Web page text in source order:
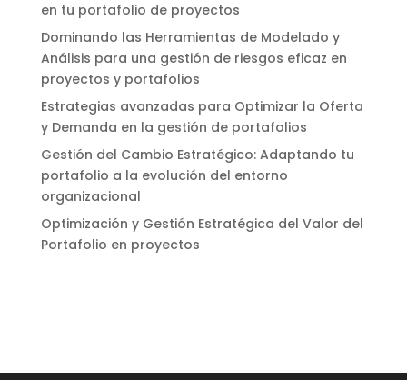
en tu portafolio de proyectos
Dominando las Herramientas de Modelado y
Análisis para una gestión de riesgos eficaz en
proyectos y portafolios
Estrategias avanzadas para Optimizar la Oferta
y Demanda en la gestión de portafolios
Gestión del Cambio Estratégico: Adaptando tu
portafolio a la evolución del entorno
organizacional
Optimización y Gestión Estratégica del Valor del
Portafolio en proyectos